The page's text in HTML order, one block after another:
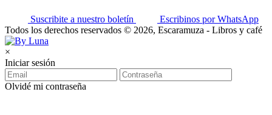
Suscribite a nuestro boletín
Escribinos por WhatsApp
Todos los derechos reservados © 2026, Escaramuza - Libros y café
×
Iniciar sesión
Olvidé mi contraseña